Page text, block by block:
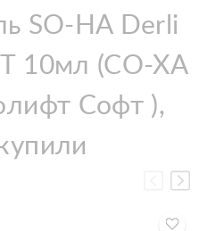
SO-HA Derli
10мл (СО-ХА
Софт ),